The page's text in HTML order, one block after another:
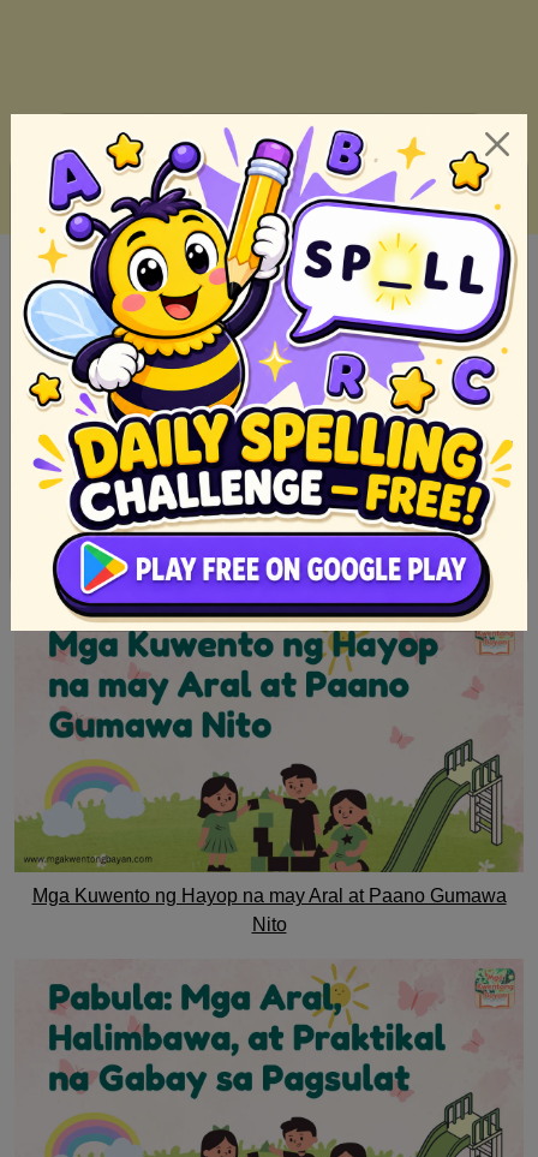
Bedtime Stories for Kids: The Best Stories to Help Your
Child Sleep
Mga Kuwento ng Hayop na may Aral at Paano Gumawa
Nito